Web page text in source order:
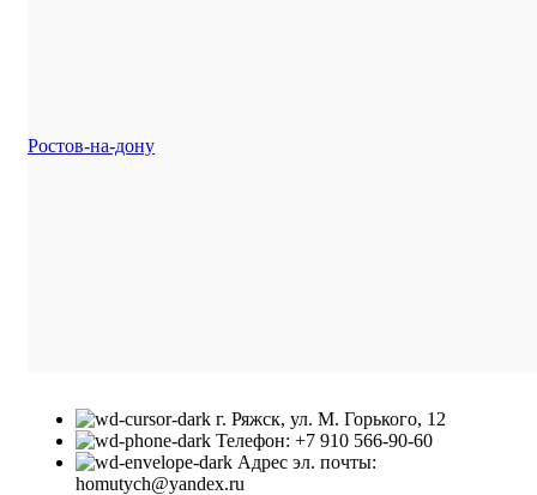
Ростов-на-дону
г. Ряжск, ул. М. Горького, 12
Телефон: +7 910 566-90-60
Адрес эл. почты:
homutych@yandex.ru